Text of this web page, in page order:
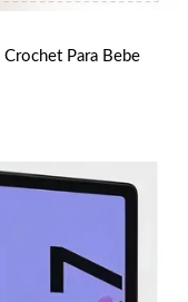
Para Bebe